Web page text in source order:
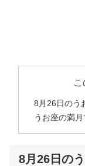
8月26日のう
うお座の満
8月26日の